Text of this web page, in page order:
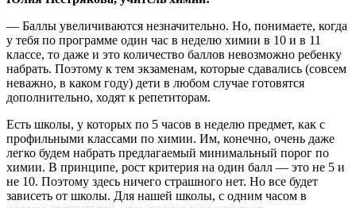
— Баллы увеличиваются незначительно. Но, понимаете, когда
у тебя по программе один час в неделю химии в 10 и в 11
классе, то даже и это количество баллов невозможно ребенку
набрать. Поэтому к тем экзаменам, которые сдавались (совсем
неважно, в каком году) дети в любом случае готовятся
дополнительно, ходят к репетиторам.
Есть школы, у которых по 5 часов в неделю предмет, как с
профильными классами по химии. Им, конечно, очень даже
легко будем набрать предлагаемый минимальный порог по
химии. В принципе, рост критерия на один балл — это не 5 и
не 10. Поэтому здесь ничего страшного нет. Но все будет
зависеть от школы. Для нашей школы, с одним часом в